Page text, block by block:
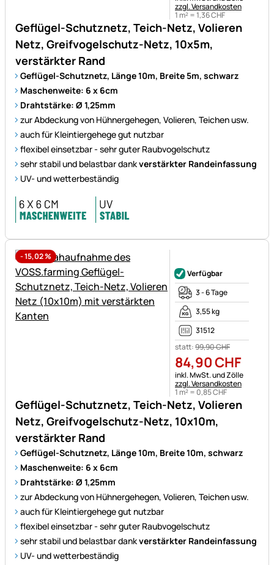
Geflügel-Schutznetz, Teich-Netz, Volieren
Netz, Greifvogelschutz-Netz, 10x5m,
verstärkter Rand
Geflügel-Schutznetz, Länge 10m, Breite 5m, schwarz
Maschenweite: 6 x 6cm
Drahtstärke: Ø 1,25mm
zur Abdeckung von Hühnergehegen, Volieren, Teichen usw.
auch für Kleintiergehege gut nutzbar
flexibel einsetzbar - sehr guter Raubvogelschutz
sehr stabil und belastbar dankverstärkter Randeinfassung
UV- und wetterbeständig
zzgl. Versandkosten
1 m² =1,36CHF
-15,02%
Geflügel-Schutznetz, Teich-Netz, Volieren
Netz, Greifvogelschutz-Netz, 10x10m,
verstärkter Rand
Geflügel-Schutznetz, Länge 10m, Breite 10m, schwarz
Maschenweite: 6 x 6cm
Drahtstärke: Ø 1,25mm
zur Abdeckung von Hühnergehegen, Volieren, Teichen usw.
auch für Kleintiergehege gut nutzbar
flexibel einsetzbar - sehr guter Raubvogelschutz
sehr stabil und belastbar dankverstärkter Randeinfassung
UV- und wetterbeständig
Verfügbar
3 - 6 Tage
3,55 kg
31512
statt:99,90CHF
84,90CHF
Steuerhinweis:
inkl. MwSt. und Zölle
zzgl. Versandkosten
1 m² = 0,85CHF